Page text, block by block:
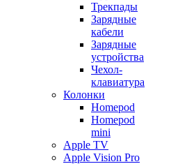
Трекпады
Зарядные
кабели
Зарядные
устройства
Чехол-
клавиатура
Колонки
Homepod
Homepod
mini
Apple TV
Apple Vision Pro